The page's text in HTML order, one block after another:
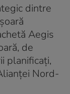
dintre
Aegis
de
planificaţi,
Nord-